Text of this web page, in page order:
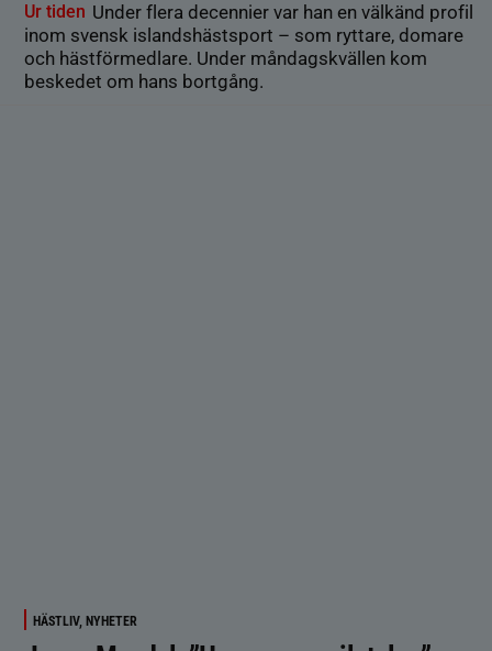
Ur tiden Under flera decennier var han en välkänd profil
inom svensk islandshästsport – som ryttare, domare
och hästförmedlare. Under måndagskvällen kom
beskedet om hans bortgång.
HÄSTLIV, NYHETER